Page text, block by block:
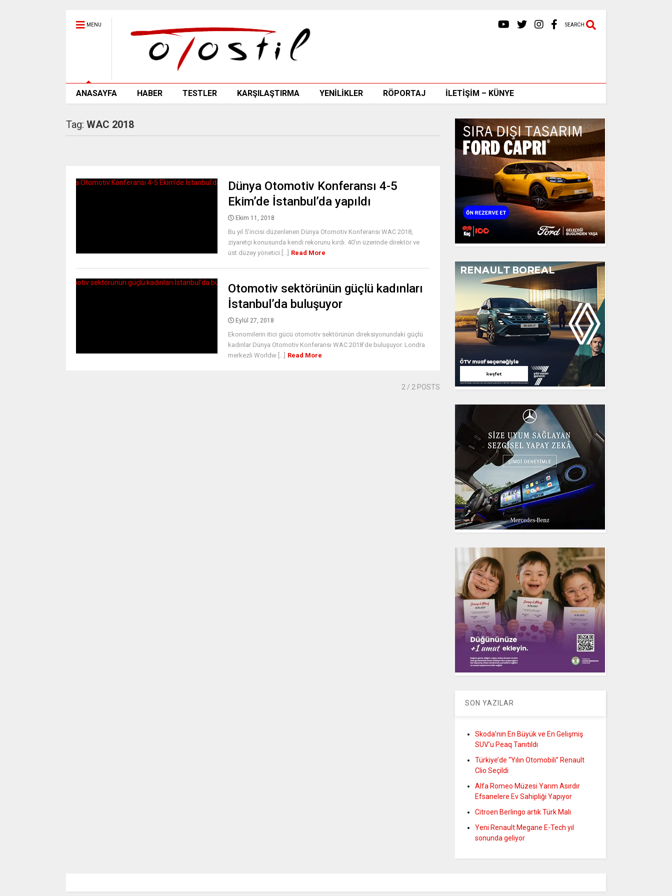
MENU SEARCH
ANASAYFA HABER TESTLER KARŞILAŞTIRMA YENİLİKLER RÖPORTAJ İLETİŞİM – KÜNYE
Tag: WAC 2018
Dünya Otomotiv Konferansı 4-5
Ekim’de İstanbul’da yapıldı
Ekim 11, 2018
Bu yıl 5’incisi düzenlenen Dünya Otomotiv Konferansı WAC 2018,
ziyaretçi konusunda kendi rekorunu kırdı. 40’ın üzerinde direktör ve
üst düzey yönetici [...] Read More
Otomotiv sektörünün güçlü kadınları
İstanbul’da buluşuyor
Eylül 27, 2018
Ekonomilerin itici gücü otomotiv sektörünün direksiyonundaki güçlü
kadınlar Dünya Otomotiv Konferansı WAC 2018’de buluşuyor. Londra
merkezli Worldw [...] Read More
2 / 2 POSTS
SON YAZILAR
Skoda’nın En Büyük ve En Gelişmiş
SUV’u Peaq Tanıtıldı
Türkiye’de “Yılın Otomobili” Renault
Clio Seçildi
Alfa Romeo Müzesi Yarım Asırdır
Efsanelere Ev Sahipliği Yapıyor
Citroen Berlingo artık Türk Malı
Yeni Renault Megane E-Tech yıl
sonunda geliyor